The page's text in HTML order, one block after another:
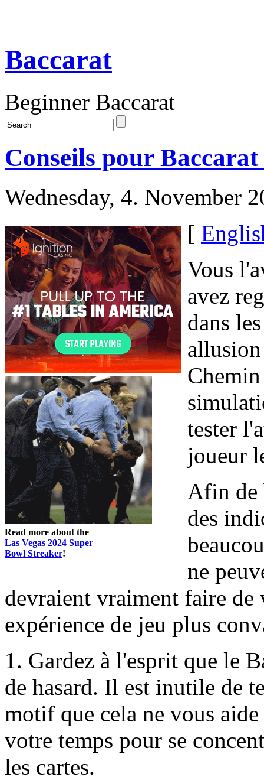
Baccarat
Beginner Baccarat
Conseils pour
Wednesday, 4. November
Read more about the
Las Vegas 2024 Super
Bowl Streaker!
[
Vous
avez
dans
allusion
tester
joueur
Afin de
des
ne
devraient vraiment faire
expérience de jeu plus
1. Gardez à l'esprit que le
de hasard. Il est inutile de
motif que cela ne vous
votre temps pour se
les cartes.